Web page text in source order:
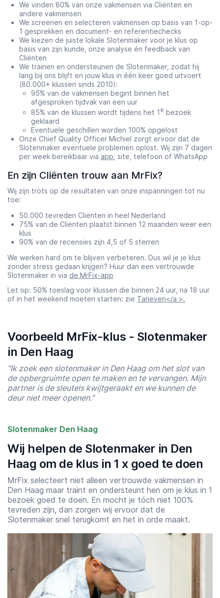
We vinden 80% van onze vakmensen via Cliënten en
andere vakmensen
We screenen en selecteren vakmensen op basis van 1-op-
1 gesprekken en document- en referentiechecks
We kiezen de juiste lokale Slotenmaker voor je klus op
basis van zijn kunde, onze analyse én feedback van
Cliënten
We trainen en ondersteunen de Slotenmaker, zodat hij
lang bij ons blijft en jouw klus in één keer goed uitvoert
(80.000+ klussen sinds 2010):
95% van de vakmensen begint binnen het
afgesproken tijdvak van een uur
85% van de klussen wordt tijdens het 1 e bezoek
geklaard
Eventuele geschillen worden 100% opgelost
Onze Chief Quality Officer Michiel zorgt ervoor dat de
Slotenmaker eventuele problemen oplost. Wij zijn 7 dagen
per week bereikbaar via app , site, telefoon of WhatsApp
En zijn Cliënten trouw aan MrFix?
Wij zijn trots op de resultaten van onze inspanningen tot nu
toe:
50.000 tevreden Cliënten in heel Nederland
75% van de Cliënten plaatst binnen 12 maanden weer een
klus
90% van de recensies zijn 4,5 of 5 sterren
We werken hard om te blijven verbeteren. Dus wil je je klus
zonder stress gedaan krijgen? Huur dan een vertrouwde
Slotenmaker in via de MrFix-app
Let op: 50% toeslag voor klussen die binnen 24 uur, na 18 uur
of in het weekend moeten starten: zie Tarieven</a >.
Voorbeeld MrFix-klus - Slotenmaker
in Den Haag
“Ik zoek een slotenmaker in Den Haag om het slot van
de opbergruimte open te maken en te vervangen. Mijn
partner is de sleutels kwijtgeraakt en we kunnen de
deur niet meer openen.”
Slotenmaker Den Haag
Wij helpen de Slotenmaker in Den
Haag om de klus in 1 x goed te doen
MrFix selecteert niet alleen vertrouwde vakmensen in
Den Haag maar traint en ondersteunt hen om je klus in 1
bezoek goed te doen. En mocht je tóch niet 100%
tevreden zijn, dan zorgen wij ervoor dat de
Slotenmaker snel terugkomt en het in orde maakt.